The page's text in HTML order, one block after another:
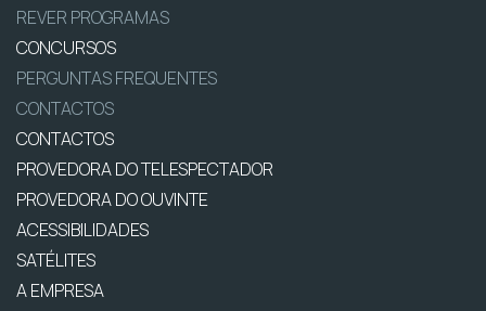
REVER PROGRAMAS
CONCURSOS
PERGUNTAS FREQUENTES
CONTACTOS
CONTACTOS
PROVEDORA DO TELESPECTADOR
PROVEDORA DO OUVINTE
ACESSIBILIDADES
SATÉLITES
A EMPRESA